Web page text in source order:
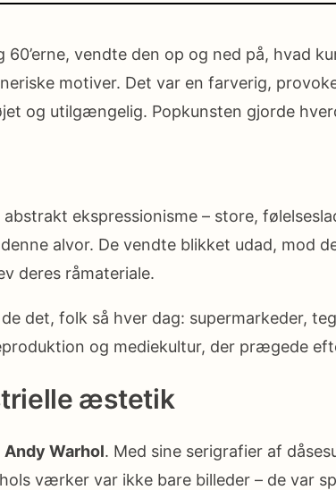
60’erne, vendte den op og ned på, hvad
motiver. Det var en farverig,
og utilgængelig. Popkunsten gjorde
ekspressionisme – store,
alvor. De vendte blikket udad, mod
deres råmateriale.
det, folk så hver dag: supermarkeder,
og mediekultur, der prægede
æstetik
Andy Warhol. Med sine serigrafier af
værker var ikke bare billeder – de var